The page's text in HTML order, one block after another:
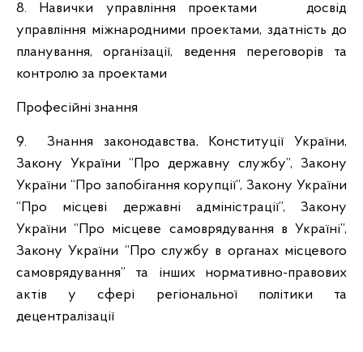
8. Навички управління проектами досвід
управління міжнародними проектами, здатність до
планування, організації, ведення переговорів та
контролю за проектами
Професійні знання
9. Знання законодавства, Конституції України,
Закону України “Про державну службу”, Закону
України “Про запобігання корупції”, Закону України
“Про місцеві державні адміністрації”, Закону
України “Про місцеве самоврядування в Україні”,
Закону України “Про службу в органах місцевого
самоврядування” та інших нормативно-правових
актів у сфері регіональної політики та
децентралізації